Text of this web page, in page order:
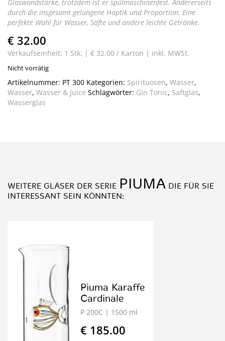
Glaswandstärke, trotzdem ist er spülmaschinenfest. Andererseits
durch die insgesamt gelungene Haptik und Proportion. Eine
perfekte Wahl für Wasser, Säfte und andere leichte Getränke.
€ 32.00
Verkaufseinheit: 1 Stk. | € 32.00 / Karton | inkl. MWSt.
Nicht vorrätig
Artikelnummer: PT 300 Kategorien: Spirituosen, Wasser,
Wasser, Wasser & Juice Schlagwörter: Gin Tonic, Saftglas,
Wasserglas
WEITERE GLÄSER DER SERIE PIUMA DIE FÜR SIE
INTERESSANT SEIN KÖNNTEN:
Piuma Karaffe
Cardinale
P 200C | 1500 ml
€ 185.00